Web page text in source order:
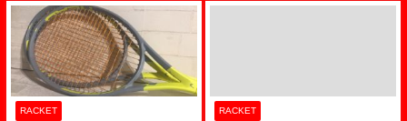
RACKET RACKET